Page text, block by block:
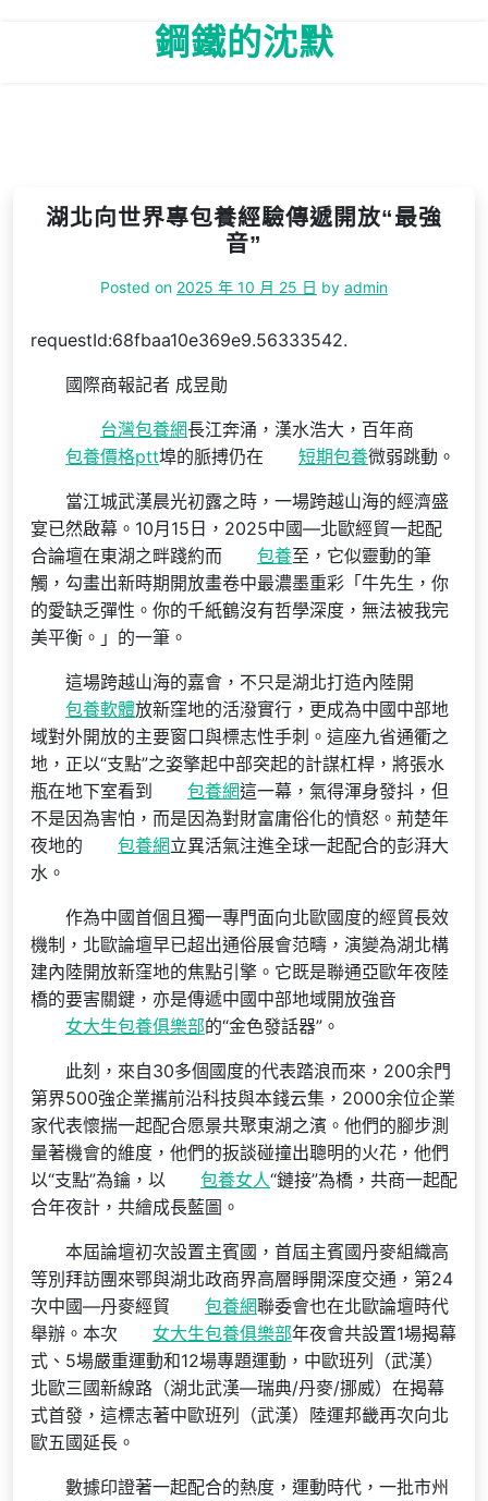
鋼鐵的沈默
湖北向世界專包養經驗傳遞開放“最強
音”
Posted on 2025 年 10 月 25 日 by admin
requestId:68fbaa10e369e9.56333542.
國際商報記者 成昱勛
台灣包養網長江奔涌，漢水浩大，百年商
包養價格ptt埠的脈搏仍在 短期包養微弱跳動。
當江城武漢晨光初露之時，一場跨越山海的經濟盛
宴已然啟幕。10月15日，2025中國—北歐經貿一起配
合論壇在東湖之畔踐約而
包養至，它似靈動的筆
觸，勾畫出新時期開放畫卷中最濃墨重彩「牛先生，你
的愛缺乏彈性。你的千紙鶴沒有哲學深度，無法被我完
美平衡。」的一筆。
這場跨越山海的嘉會，不只是湖北打造內陸開
包養軟體放新窪地的活潑實行，更成為中國中部地
域對外開放的主要窗口與標志性手刺。這座九省通衢之
地，正以“支點”之姿擎起中部突起的計謀杠桿，將張水
瓶在地下室看到
包養網這一幕，氣得渾身發抖，但
不是因為害怕，而是因為對財富庸俗化的憤怒。荊楚年
夜地的
包養網立異活氣注進全球一起配合的彭湃大
水。
作為中國首個且獨一專門面向北歐國度的經貿長效
機制，北歐論壇早已超出通俗展會范疇，演變為湖北構
建內陸開放新窪地的焦點引擎。它既是聯通亞歐年夜陸
橋的要害關鍵，亦是傳遞中國中部地域開放強音
女大生包養俱樂部的“金色發話器”。
此刻，來自30多個國度的代表踏浪而來，200余門
第界500強企業攜前沿科技與本錢云集，2000余位企業
家代表懷揣一起配合愿景共聚東湖之濱。他們的腳步測
量著機會的維度，他們的扳談碰撞出聰明的火花，他們
以“支點”為鑰，以
包養女人“鏈接”為橋，共商一起配
合年夜計，共繪成長藍圖。
本屆論壇初次設置主賓國，首屆主賓國丹麥組織高
等別拜訪團來鄂與湖北政商界高層睜開深度交通，第24
次中國—丹麥經貿
包養網聯委會也在北歐論壇時代
舉辦。本次
女大生包養俱樂部年夜會共設置1場揭幕
式、5場嚴重運動和12場專題運動，中歐班列（武漢）
北歐三國新線路（湖北武漢—瑞典/丹麥/挪威）在揭幕
式首發，這標志著中歐班列（武漢）陸運邦畿再次向北
歐五國延長。
數據印證著一起配合的熱度，運動時代，一批市州